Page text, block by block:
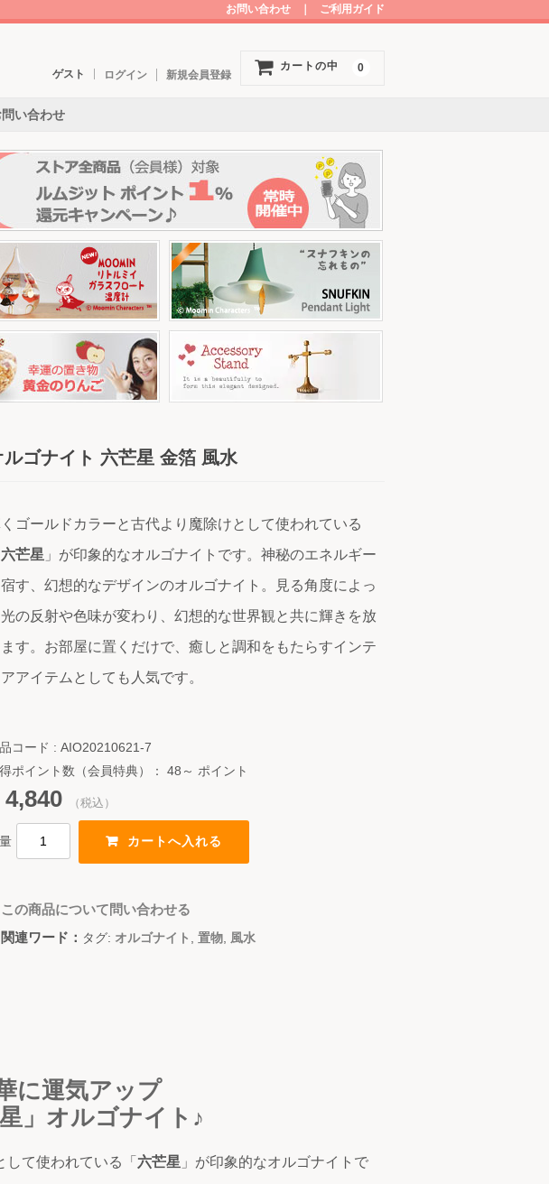
お問い合わせ ご利用ガイド
カートの中 0
ゲスト ログイン 新規会員登録
問い合わせ
ルゴナイト 六芒星 金箔 風水
ゴールドカラーと古代より魔除けとして使われている
六芒星 」が印象的なオルゴナイトです。神秘のエネルギー
宿す、幻想的なデザインのオルゴナイト。見る角度によっ
の反射や色味が変わり、幻想的な世界観と共に輝きを放
す。お部屋に置くだけで、癒しと調和をもたらすインテ
アアイテムとしても人気です。
コード : AIO20210621-7
ポイント数（会員特典）：
48～ ポイント
4,840 （税込）
この商品について問い合わせる
関連ワード： タグ: オルゴナイト , 置物, 風水
に運気アップ
星」オルゴナイト♪
て使われている「 六芒星 」が印象的なオルゴナイトで